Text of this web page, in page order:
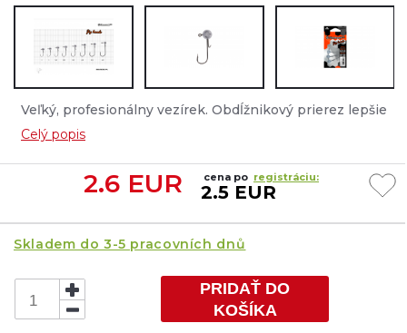
Veľký, profesionálny vezírek. Obdĺžnikový prierez lepšie
drží na dne a uľahčuje rýchle umiestnenie aj väčších rýb.
Odporúča sa najmä pre súťaže vo feedere a plávanej.
Dodáva sa s prepravnou taškou....
Celý popis
2.6 EUR cena po registráciu:
2.5 EUR
Skladem do 3-5 pracovních dnů
PRIDAŤ DO
KOŠÍKA